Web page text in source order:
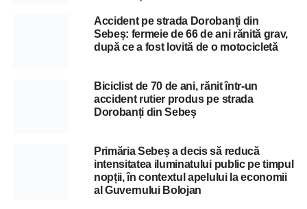
Accident pe strada Dorobanți din
Sebeș: fermeie de 66 de ani rănită grav,
după ce a fost lovită de o motocicletă
Biciclist de 70 de ani, rănit într-un
accident rutier produs pe strada
Dorobanți din Sebeș
Primăria Sebeș a decis să reducă
intensitatea iluminatului public pe timpul
nopții, în contextul apelului la economii
al Guvernului Bolojan